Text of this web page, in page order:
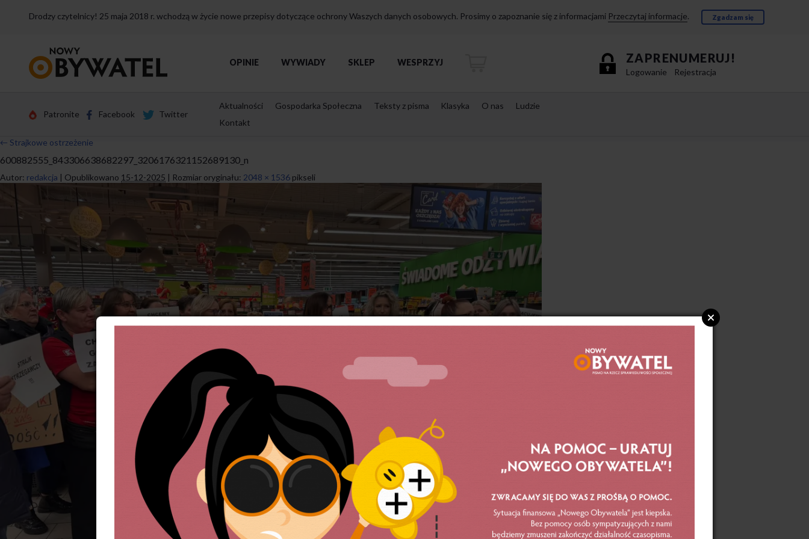
Drodzy czytelnicy! 25 maja 2018 r. wchodzą w życie nowe przepisy dotyczące ochrony Waszych danych osobowych. Prosimy o zapoznanie się z informacjami Przeczytaj informacje. Zgadzam się
strony
ZAPRENUMERUJ!
Logowanie Rejestracja
OPINIE WYWIADY SKLEP WESPRZYJ
Patronite Facebook Twitter
Aktualności Gospodarka Społeczna Teksty z pisma Klasyka O nas
Ludzie
Kontakt
← Strajkowe ostrzeżenie
600882555_843306638682297_3206176321152689130_n
Autor: redakcja | Opublikowano 15-12-2025 | Rozmiar oryginału: 2048 × 1536 pikseli